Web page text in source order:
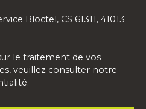
Bloctel, CS 61311, 41013
le traitement de vos
veuillez consulter notre
.